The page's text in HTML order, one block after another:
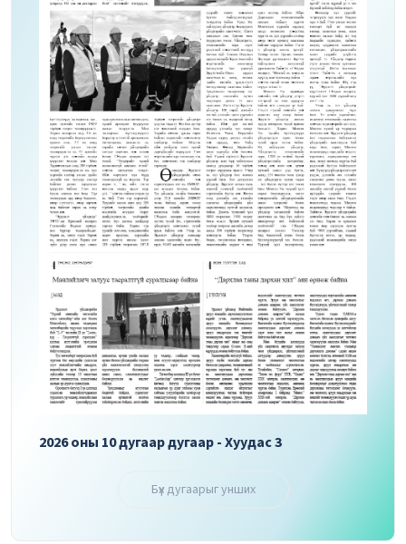
2026 оны 10 дугаар дугаар - Хуудас 3
Бүх дугаарыг унших